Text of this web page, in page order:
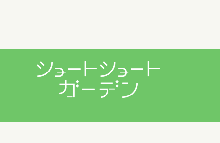
プライバシーポリシー 利用規約 お問い合わせ